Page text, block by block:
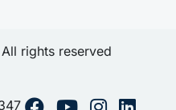
rights reserved